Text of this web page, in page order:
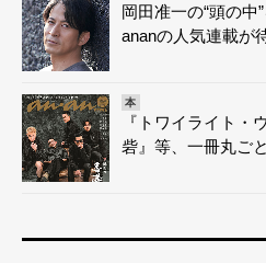
岡田准一の“頭の中
ananの人気連載が
本
『トワイライト・
砦』等、一冊丸ご